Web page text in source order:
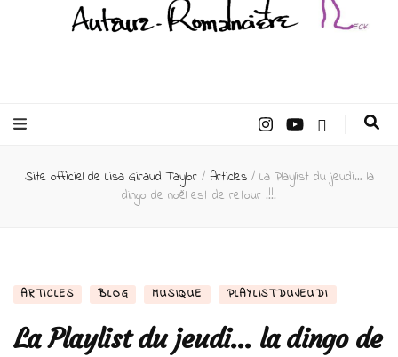
Taylor –
Auteur
Site officiel de Lisa Giraud Taylor / Articles / La Playlist du jeudi… la
dingo de noël est de retour !!!!
ARTICLES BLOG MUSIQUE PLAYLISTDUJEUDI
La Playlist du jeudi… la dingo de